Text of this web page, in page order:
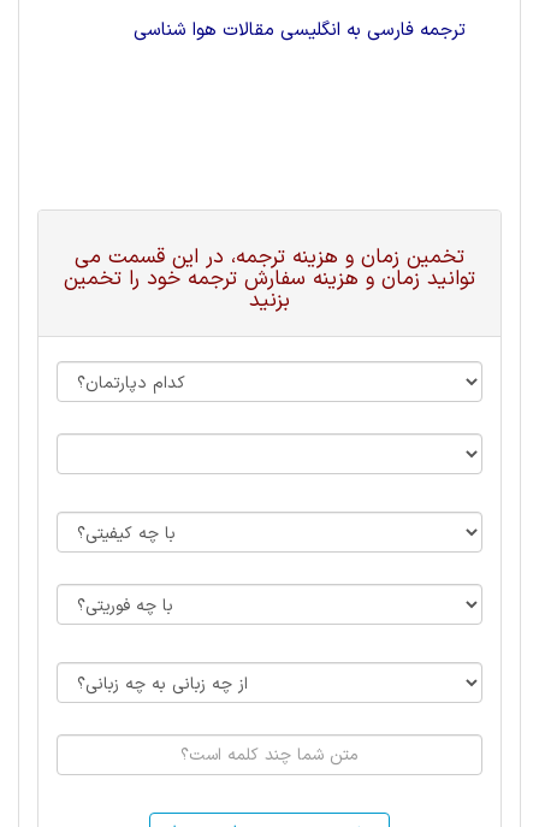
ترجمه فارسی به انگلیسی مقالات هوا شناسی
تخمین زمان و هزینه ترجمه، در این قسمت می
توانید زمان و هزینه سفارش ترجمه خود را تخمین
بزنید